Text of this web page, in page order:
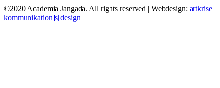
©2020 Academia Jangada. All rights reserved | Webdesign: artkrise
kommunikation]s[design